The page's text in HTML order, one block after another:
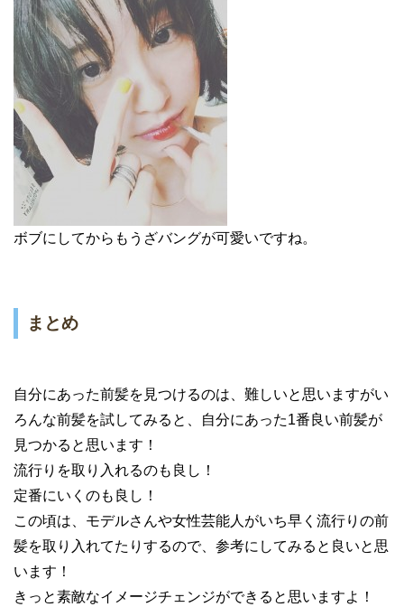
ボブにしてからもうざバングが可愛いですね。
まとめ
自分にあった前髪を見つけるのは、難しいと思いますがい
ろんな前髪を試してみると、自分にあった1番良い前髪が
見つかると思います！
流行りを取り入れるのも良し！
定番にいくのも良し！
この頃は、モデルさんや女性芸能人がいち早く流行りの前
髪を取り入れてたりするので、参考にしてみると良いと思
います！
きっと素敵なイメージチェンジができると思いますよ！